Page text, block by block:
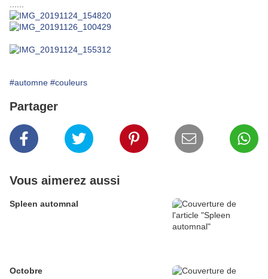
#automne #couleurs
Partager
Vous aimerez aussi
Spleen automnal
Octobre